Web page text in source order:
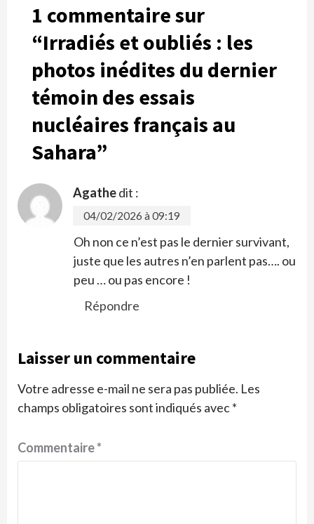
1 commentaire sur
“Irradiés et oubliés : les
photos inédites du dernier
témoin des essais
nucléaires français au
Sahara”
Agathedit :
04/02/2026 à 09:19
Oh non ce n’est pas le dernier survivant,
juste que les autres n’en parlent pas…. ou
peu … ou pas encore !
Répondre
Laisser un commentaire
Votre adresse e-mail ne sera pas publiée. Les
champs obligatoires sont indiqués avec*
Commentaire*